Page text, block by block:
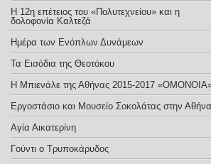
Η 12η επέτειος του «Πολυτεχνείου» και η
δολοφονία Καλτεζά
Ημέρα των Ενόπλων Δυνάμεων
Τα Εισόδια της Θεοτόκου
Η Μπιενάλε της Αθήνας 2015-2017
Εργοστάσιο και Μουσείο Σοκολάτας στην Αθήνα
Αγία Αικατερίνη
Γούντι ο Τρυποκάρυδος